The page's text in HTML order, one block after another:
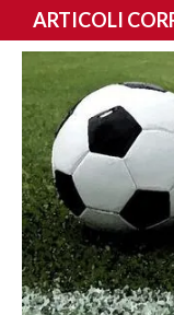
ARTICOLI